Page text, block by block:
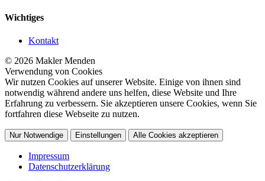
Wichtiges
Kontakt
© 2026 Makler Menden
Verwendung von Cookies
Wir nutzen Cookies auf unserer Website. Einige von ihnen sind
notwendig während andere uns helfen, diese Website und Ihre
Erfahrung zu verbessern. Sie akzeptieren unsere Cookies, wenn Sie
fortfahren diese Webseite zu nutzen.
Nur Notwendige Einstellungen Alle Cookies akzeptieren
Impressum
Datenschutzerklärung